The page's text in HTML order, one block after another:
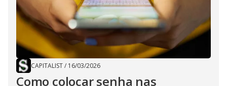
CAPITALIST/ 16/03/2026
Como colocar senha nas